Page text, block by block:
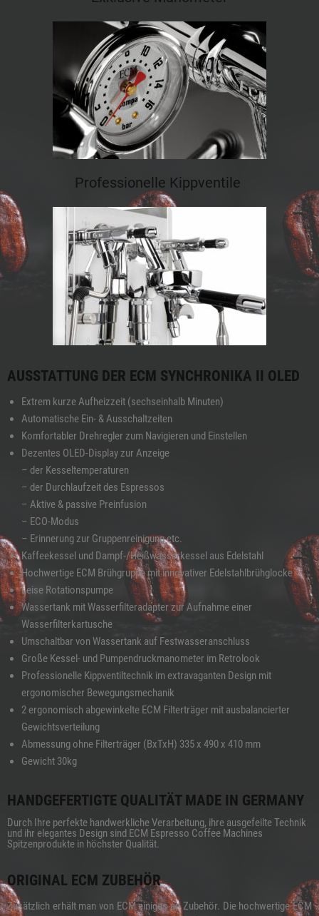
Professionelle Kippventile
AUSSTATTUNG DER ECM SYNCHRONIKA II OLED
Extrem kurze Aufheizzeit (sechseinhalb Minuten)
Automatische Ein- & Ausschaltzeiten
Komfortabler Drehregler zum Navigieren und Einstellen
Dezentes OLED-Display zur Anzeige
– der Kesseltemperaturen
– der Durchlaufzeit des Espressos
– Aktive & passive Preinfusion
– ECO-Modus
– Erinnerung zur Gruppenreinigung etc.
Kaffeekessel und Dampf-/Heißwasserkessel aus Edelstahl
Hochwertige ECM Brühgruppe mit innovativer Edelstahlbrühglocke
Leise Rotationspumpe
Wassertank mit Wasserfilteradapter zur Aufnahme einer
Wasserfilterkartusche
Umschaltbar von Wassertank auf Festwasseranschluss
Große Kessel- und Pumpendruckmanometer im Retrolook
Professionelle Kippventiltechnik im extravaganten Design mit
ergonomischer Bewegungsmechanik
2 ergonomisch abgewinkelte ECM Filterträger mit ausbalancierter
Gewichtsverteilung
Abmessung ohne Filterträger (BxTxH) 335 x 490 x 410 mm
Gewicht 30kg
HANDGEFERTIGTE QUALITÄT MADE IN GERMANY
Durch Ihre perfekte handwerkliche Verarbeitung, ihre ausgefeilte Technik
und ihr elegantes Design sind ECM Espresso Coffee Machines
Spitzenprodukte in höchster Qualität.
ORIGINAL ECM ZUBEHÖR
Zusätzlich erhält man von ECM einiges an Zubehör. Die hochwertige ECM